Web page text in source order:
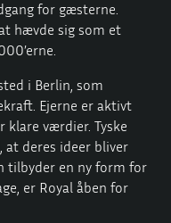
for gæsterne.
hævde sig som et
i Berlin, som
Ejerne er aktivt
klare værdier. Tyske
at deres ideer bliver
tilbyder en ny form for
er Royal åben for